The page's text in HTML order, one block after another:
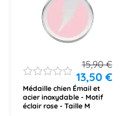
15,90€
13,50 €
Médaille chien Émail et
acier inoxydable - Motif
éclair rose - Taille M